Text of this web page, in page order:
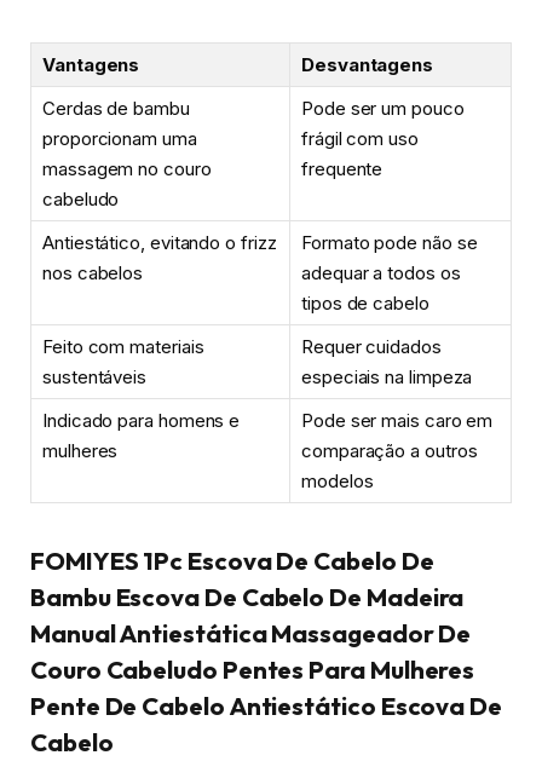
Vantagens
Desvantagens
Cerdas de bambu
proporcionam uma
massagem no couro
cabeludo
Pode ser um pouco
frágil com uso
frequente
Antiestático, evitando o frizz
nos cabelos
Formato pode não se
adequar a todos os
tipos de cabelo
Feito com materiais
sustentáveis
Requer cuidados
especiais na limpeza
Indicado para homens e
mulheres
Pode ser mais caro em
comparação a outros
modelos
FOMIYES 1Pc Escova De Cabelo De
Bambu Escova De Cabelo De Madeira
Manual Antiestática Massageador De
Couro Cabeludo Pentes Para Mulheres
Pente De Cabelo Antiestático Escova De
Cabelo